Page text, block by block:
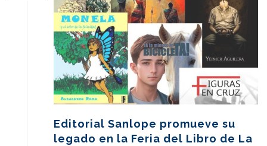
Editorial Sanlope promueve su
legado en la Feria del Libro de La